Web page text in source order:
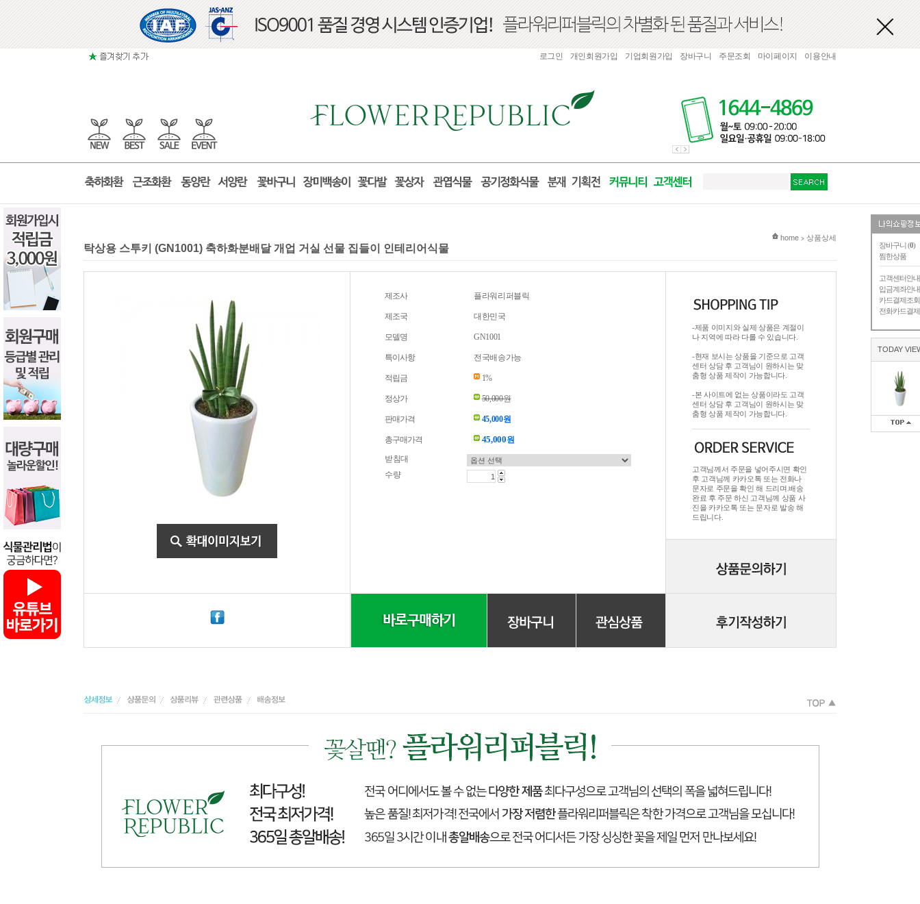
장바구니 (0)
찜한상품
고객센터안내
입금계좌안내
카드결제조회
전화카드결제
TODAY
로그인 개인회원가입 기업회원가입 장바구니 주문조회 마이페이지 이용안내
현재 위치
home > 상품상세
탁상용 스투키 (GN1001) 축하화분배달 개업 거실 선물 집들이 인테리어식물
제조사 플라워리퍼블릭
제조국 대한민국
모델명 GN1001
특이사항 전국배송가능
적립금 1%
정상가 50,000원
판매가격 45,000원
총구매가격 45,000원
받침대
수량
-제품 이미지와 실제 상품은 계절이
나 지역에 따라 다를 수 있습니다.
-현재 보시는 상품을 기준으로 고객
센터 상담 후 고객님이 원하시는 맞
춤형 상품 제작이 가능합니다.
-본 사이트에 없는 상품이라도 고객
센터 상담 후 고객님이 원하시는 맞
춤형 상품 제작이 가능합니다.
고객님께서 주문을 넣어주시면 확인
후 고객님께 카카오톡 또는 전화나
문자로 주문을 확인 해 드리며.배송
완료 후 주문 하신 고객님께 상품 사
진을 카카오톡 또는 문자로 발송 해
드립니다.